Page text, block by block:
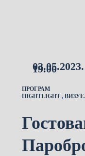
03.05.2023.
19.00
ПРОГРАМ
HIGHTLIGHT,